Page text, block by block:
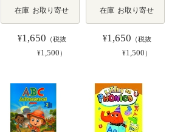
在庫 お取り寄せ
¥1,650 （税抜
¥1,500 ）
在庫 お取り寄せ
¥1,650 （税抜
¥1,500 ）